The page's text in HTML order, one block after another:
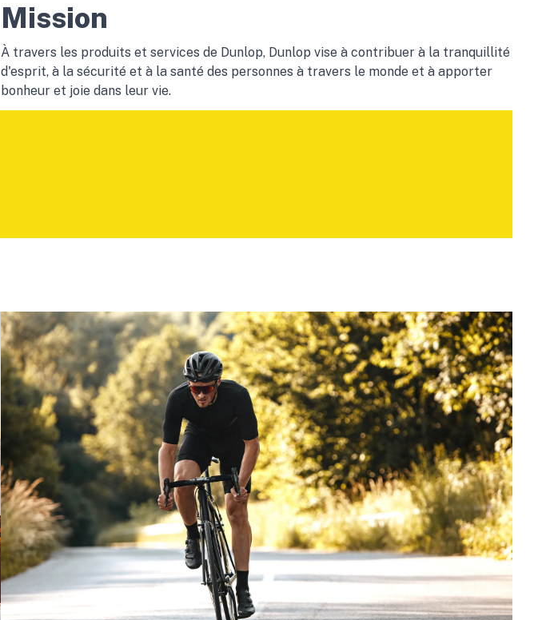
Mission
À travers les produits et services de Dunlop, Dunlop vise à contribuer à la tranquillité
d'esprit, à la sécurité et à la santé des personnes à travers le monde et à apporter
bonheur et joie dans leur vie.